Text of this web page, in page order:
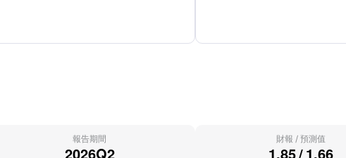
報告期間
2026Q2
財報 / 預測值
1.85/1.66